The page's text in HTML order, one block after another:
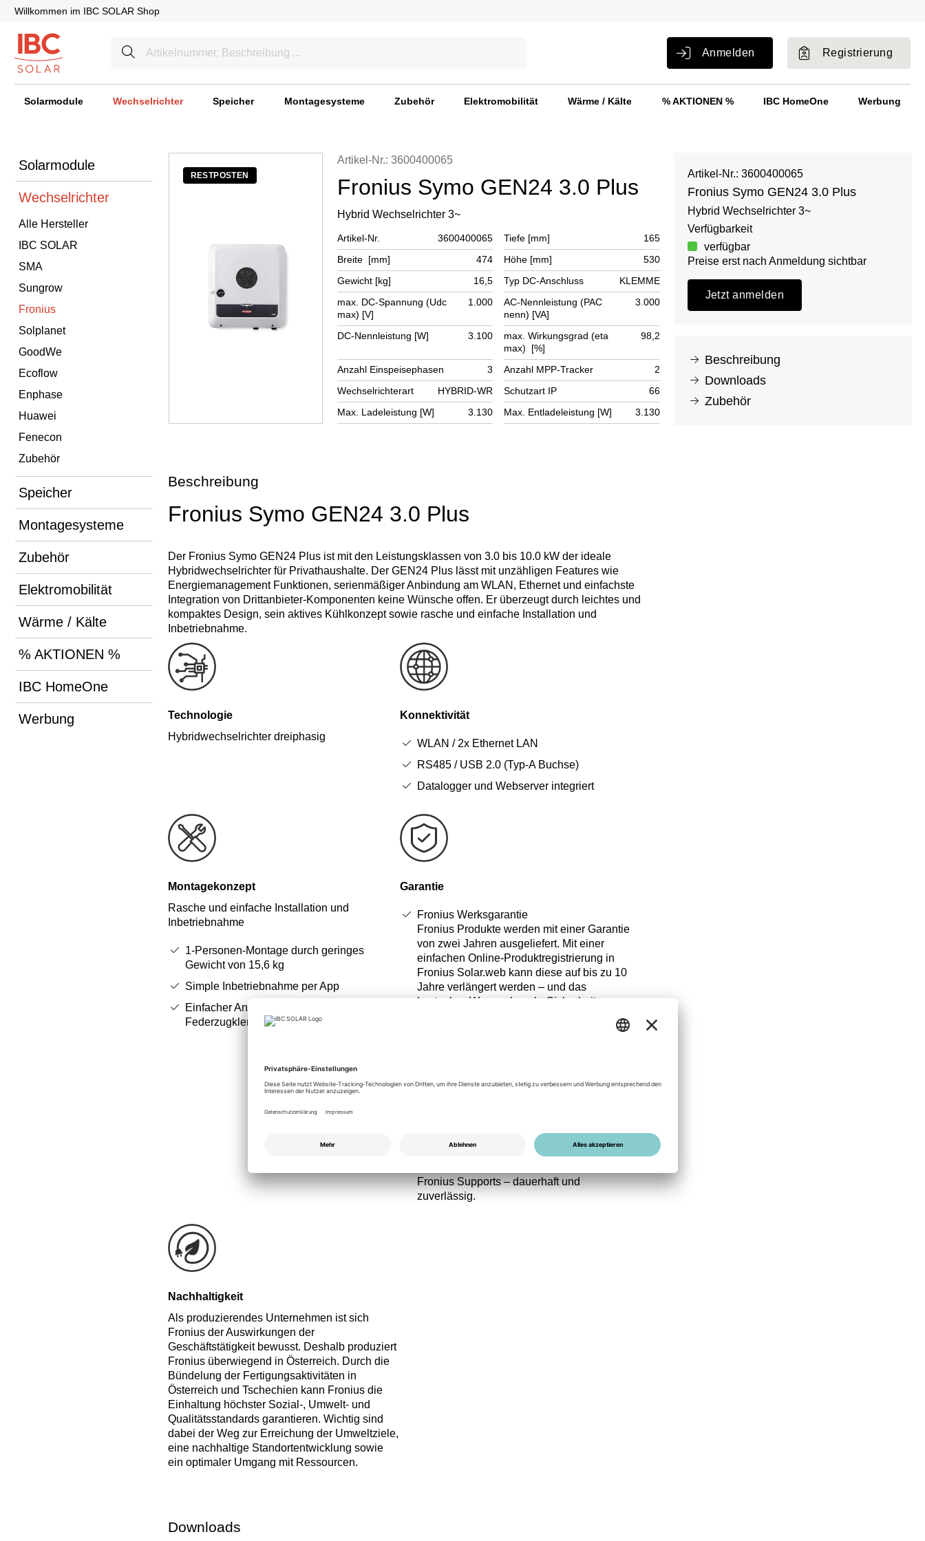
Willkommen im IBC SOLAR Shop
Anmelden Registrierung
Solarmodule Wechselrichter Speicher Montagesysteme Zubehör Elektromobilität Wärme / Kälte % AKTIONEN % IBC HomeOne Werbung
Solarmodule
Wechselrichter
Alle Hersteller
IBC SOLAR
SMA
Sungrow
Fronius
Solplanet
GoodWe
Ecoflow
Enphase
Huawei
Fenecon
Zubehör
Speicher
Montagesysteme
Zubehör
Elektromobilität
Wärme / Kälte
% AKTIONEN %
IBC HomeOne
Werbung
RESTPOSTEN
Artikel-Nr.: 3600400065
Fronius Symo GEN24 3.0 Plus
Hybrid Wechselrichter 3~
Artikel-Nr. 3600400065 Tiefe [mm]
165
Breite [mm]
474 Höhe [mm]
530
Gewicht [kg]
16,5 Typ DC-Anschluss
KLEMME
max. DC-Spannung (Udc
max) [V]
1.000
AC-Nennleistung (PAC
nenn) [VA]
3.000
DC-Nennleistung [W] 3.100
max. Wirkungsgrad (eta
max) [%]
98,2
Anzahl Einspeisephasen 3 Anzahl MPP-Tracker
2
Wechselrichterart
HYBRID-WR Schutzart IP
66
Max. Ladeleistung [W]
3.130 Max. Entladeleistung [W] 3.130
Beschreibung
Fronius Symo GEN24 3.0 Plus
Der Fronius Symo GEN24 Plus ist mit den Leistungsklassen von 3.0 bis 10.0 kW der ideale
Hybridwechselrichter für Privathaushalte. Der GEN24 Plus lässt mit unzähligen Features wie
Energiemanagement Funktionen, serienmäßiger Anbindung am WLAN, Ethernet und einfachste
Integration von Drittanbieter-Komponenten keine Wünsche offen. Er überzeugt durch leichtes und
kompaktes Design, sein aktives Kühlkonzept sowie rasche und einfache Installation und
Inbetriebnahme.
Technologie
Hybridwechselrichter dreiphasig
Konnektivität
WLAN / 2x Ethernet LAN
RS485 / USB 2.0 (Typ-A Buchse)
Datalogger und Webserver integriert
Montagekonzept
Rasche und einfache Installation und
Inbetriebnahme
1-Personen-Montage durch geringes
Gewicht von 15,6 kg
Simple Inbetriebnahme per App
Einfacher Anschluss mittels
Federzugklemmen
Garantie
Fronius Werksgarantie
Fronius Produkte werden mit einer Garantie
von zwei Jahren ausgeliefert. Mit einer
einfachen Online-Produktregistrierung in
Fronius Solar.web kann diese auf bis zu 10
Jahre verlängert werden – und das
kostenlos. Wer noch mehr Sicherheit
Nachhaltigkeit spielen für Besitzer von
Garantie auf bis zu 20 Jahre zu verlängern.
Damit profitieren Anlagenbesitzer von der
Fronius Supports – dauerhaft und
zuverlässig.
Nachhaltigkeit
Als produzierendes Unternehmen ist sich
Fronius der Auswirkungen der
Geschäftstätigkeit bewusst. Deshalb produziert
Fronius überwiegend in Österreich. Durch die
Bündelung der Fertigungsaktivitäten in
Österreich und Tschechien kann Fronius die
Einhaltung höchster Sozial-, Umwelt- und
Qualitätsstandards garantieren. Wichtig sind
dabei der Weg zur Erreichung der Umweltziele,
eine nachhaltige Standortentwicklung sowie
ein optimaler Umgang mit Ressourcen.
Downloads
Artikel-Nr.: 3600400065
Fronius Symo GEN24 3.0 Plus
Hybrid Wechselrichter 3~
Verfügbarkeit
verfügbar
Preise erst nach Anmeldung sichtbar
Jetzt anmelden
Beschreibung
Downloads
Zubehör